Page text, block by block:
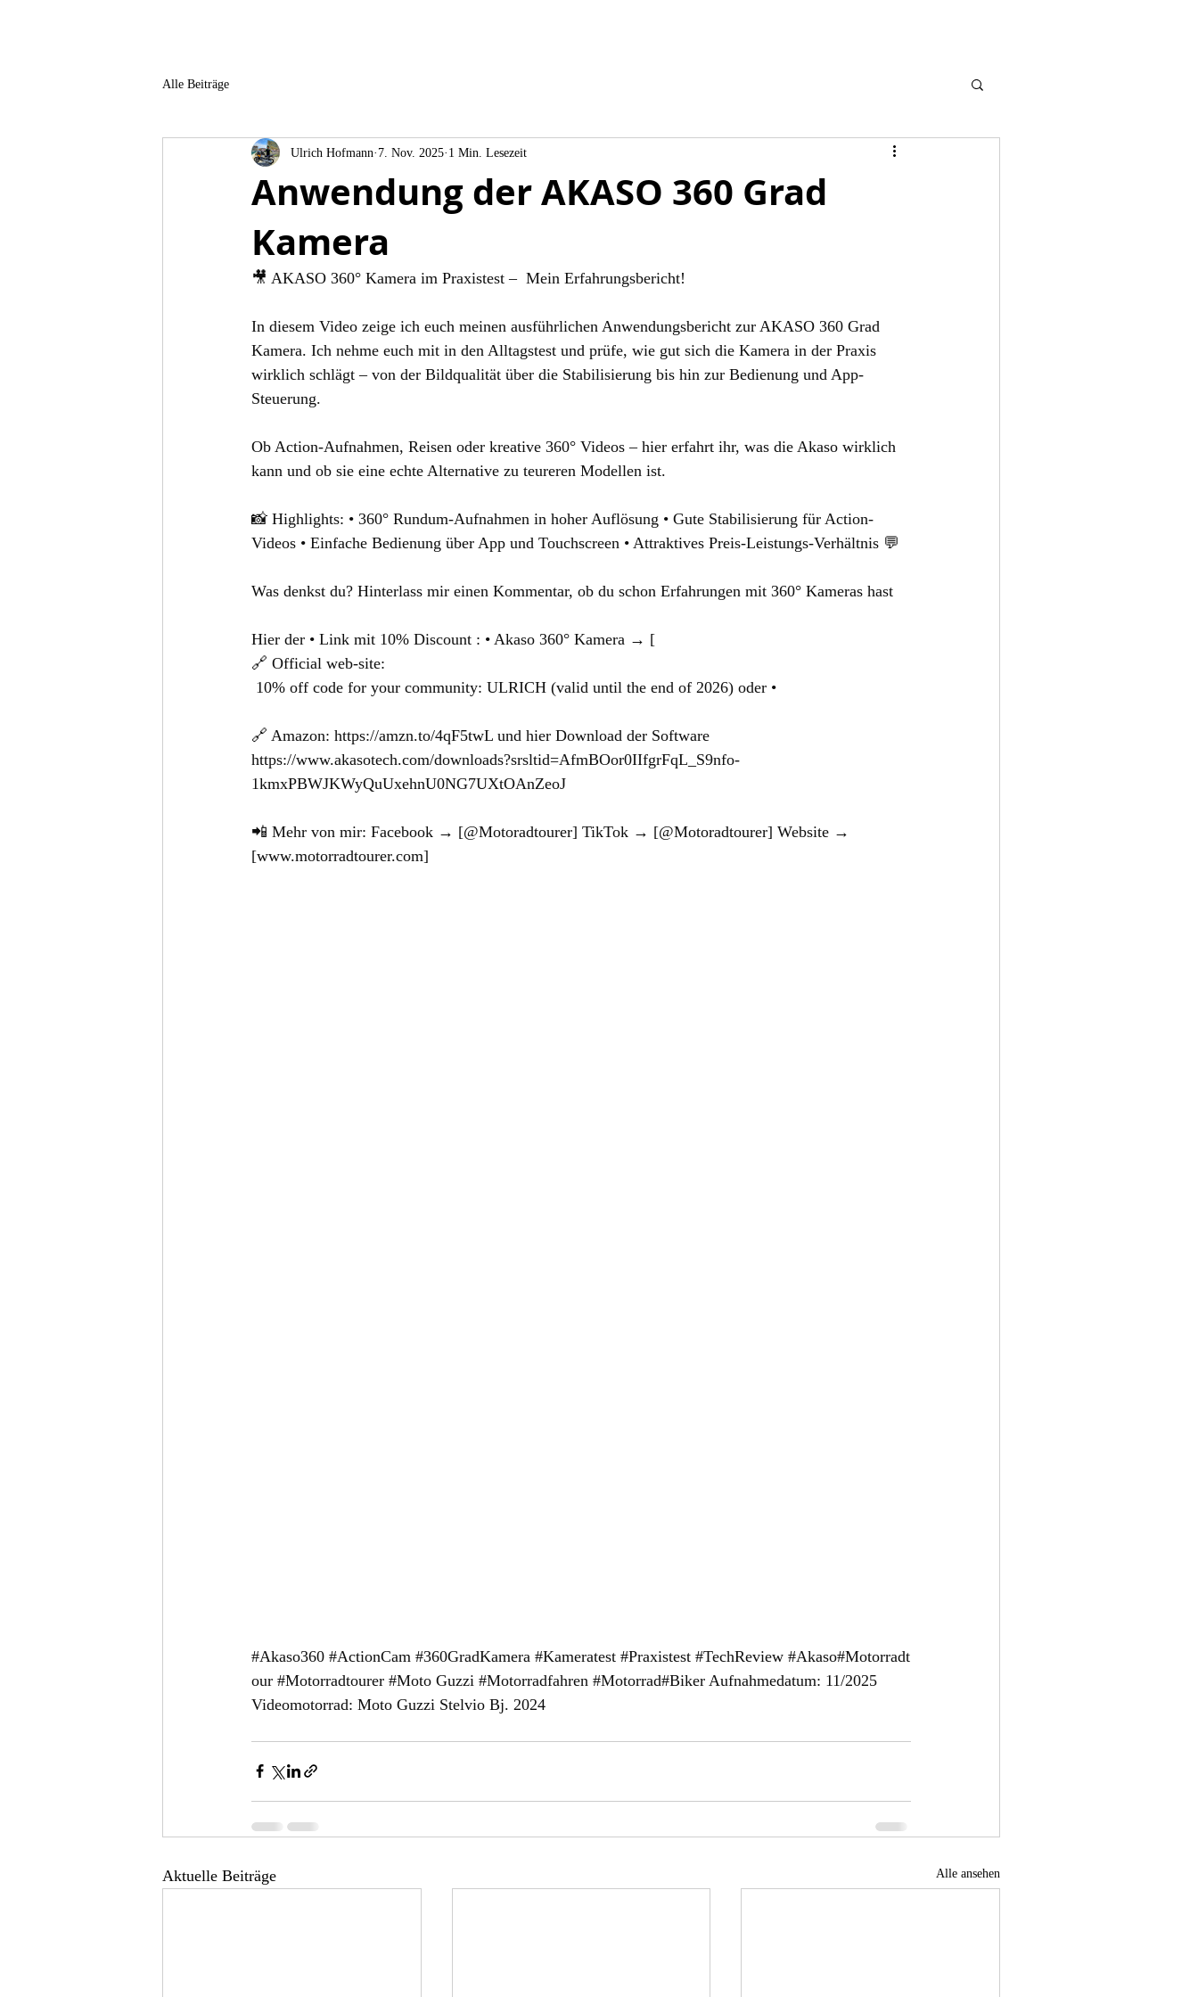
Alle Beiträge
Anwendung der AKASO 360 Grad
Kamera
Ulrich Hofmann 7. Nov. 2025 1 Min. Lesezeit
🎥 AKASO 360° Kamera im Praxistest –  Mein Erfahrungsbericht!
In diesem Video zeige ich euch meinen ausführlichen Anwendungsbericht zur AKASO 360 Grad
Kamera. Ich nehme euch mit in den Alltagstest und prüfe, wie gut sich die Kamera in der Praxis
wirklich schlägt – von der Bildqualität über die Stabilisierung bis hin zur Bedienung und App-
Steuerung.
Ob Action-Aufnahmen, Reisen oder kreative 360° Videos – hier erfahrt ihr, was die Akaso wirklich
kann und ob sie eine echte Alternative zu teureren Modellen ist.
📸 Highlights: • 360° Rundum-Aufnahmen in hoher Auflösung • Gute Stabilisierung für Action-
Videos • Einfache Bedienung über App und Touchscreen • Attraktives Preis-Leistungs-Verhältnis 💬
Was denkst du? Hinterlass mir einen Kommentar, ob du schon Erfahrungen mit 360° Kameras hast
Hier der • Link mit 10% Discount : • Akaso 360° Kamera → [
🔗 Official web-site:
10% off code for your community: ULRICH (valid until the end of 2026) oder •
🔗 Amazon: https://amzn.to/4qF5twL und hier Download der Software
https://www.akasotech.com/downloads?srsltid=AfmBOor0IIfgrFqL_S9nfo-
1kmxPBWJKWyQuUxehnU0NG7UXtOAnZeoJ
📲 Mehr von mir: Facebook → [@Motoradtourer] TikTok → [@Motoradtourer] Website →
[www.motorradtourer.com]
#Akaso360 #ActionCam #360GradKamera #Kameratest #Praxistest #TechReview #Akaso#Motorradt
our #Motorradtourer #Moto Guzzi #Motorradfahren #Motorrad#Biker Aufnahmedatum: 11/2025
Videomotorrad: Moto Guzzi Stelvio Bj. 2024
Aktuelle Beiträge Alle ansehen